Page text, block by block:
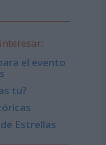
el evento
tu?
Estrellas